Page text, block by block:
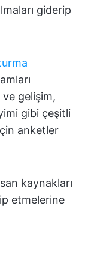
giderip
gelişim,
gibi çeşitli
anketler
kaynakları
etmelerine